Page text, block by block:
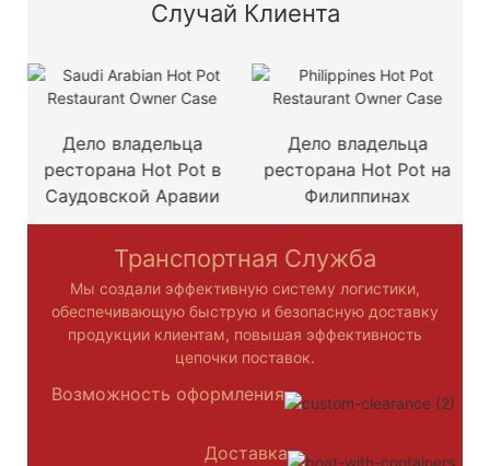
Случай Клиента
Дело владельца
ресторана Hot Pot в
Саудовской Аравии
Дело владельца
ресторана Hot Pot на
Филиппинах
Транспортная Служба
Мы создали эффективную систему логистики,
обеспечивающую быструю и безопасную доставку
продукции клиентам, повышая эффективность
цепочки поставок.
Возможность оформления
Доставка